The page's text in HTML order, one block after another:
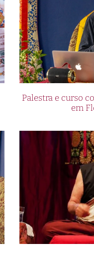
Palestra e curso
em